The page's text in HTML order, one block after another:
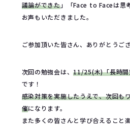
議論ができた」「Face to Faceは思
お声もいただきました。
ご参加頂いた皆さん、ありがとうご
次回の勉強会は、11/25(木)「長時間
です！
感染対策を実施したうえで、次回も
催になります。
また多くの皆さんと学び合えること